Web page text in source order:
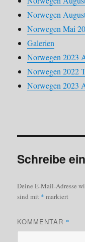
Norwegen
Norwegen Mai
Galerien
Norwegen 2023
Norwegen 2022
Norwegen 2023
Schreibe
Deine E-Mail-Adresse
sind mit * markiert
KOMMENTAR *